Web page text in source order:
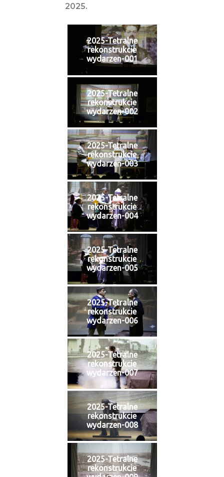
2025.
2025-Tetralne
rekonstrukcie
wydarzen-001
2025-Tetralne
rekonstrukcie
wydarzen-002
2025-Tetralne
rekonstrukcie
wydarzen-003
2025-Tetralne
rekonstrukcie
wydarzen-004
2025-Tetralne
rekonstrukcie
wydarzen-005
2025-Tetralne
rekonstrukcie
wydarzen-006
2025-Tetralne
rekonstrukcie
wydarzen-007
2025-Tetralne
rekonstrukcie
wydarzen-008
2025-Tetralne
rekonstrukcie